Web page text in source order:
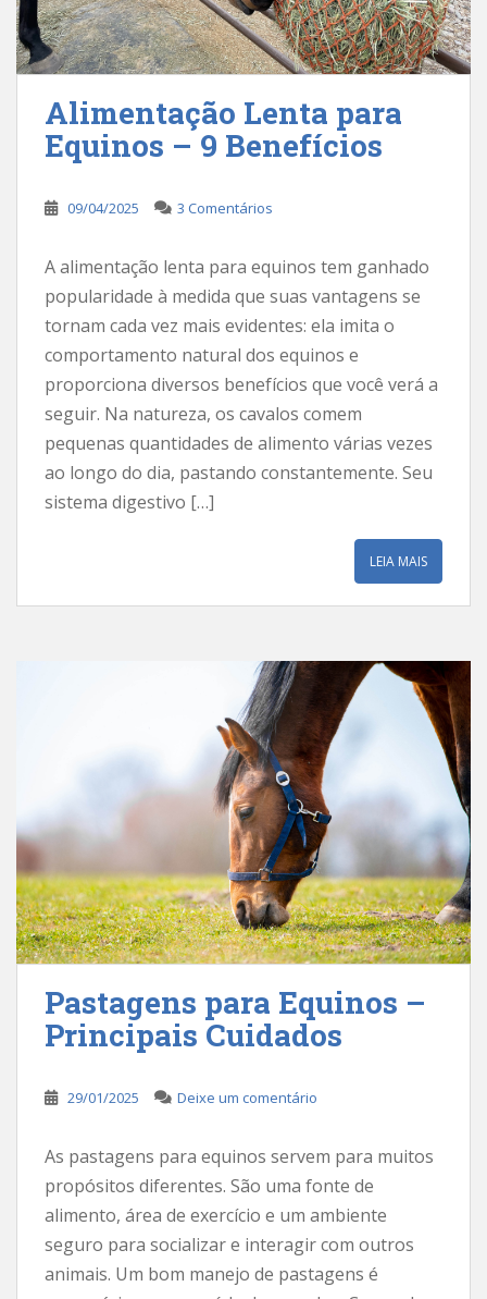
Alimentação Lenta para
Equinos – 9 Benefícios
09/04/2025 3 Comentários
A alimentação lenta para equinos tem ganhado
popularidade à medida que suas vantagens se
tornam cada vez mais evidentes: ela imita o
comportamento natural dos equinos e
proporciona diversos benefícios que você verá a
seguir. Na natureza, os cavalos comem
pequenas quantidades de alimento várias vezes
ao longo do dia, pastando constantemente. Seu
sistema digestivo […]
LEIA MAIS
Pastagens para Equinos –
Principais Cuidados
29/01/2025 Deixe um comentário
As pastagens para equinos servem para muitos
propósitos diferentes. São uma fonte de
alimento, área de exercício e um ambiente
seguro para socializar e interagir com outros
animais. Um bom manejo de pastagens é